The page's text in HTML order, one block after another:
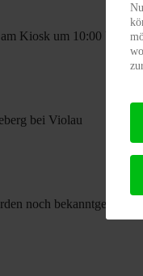
Kiosk um 10:00 Uhr
bei Violau
noch bekanntgegeben